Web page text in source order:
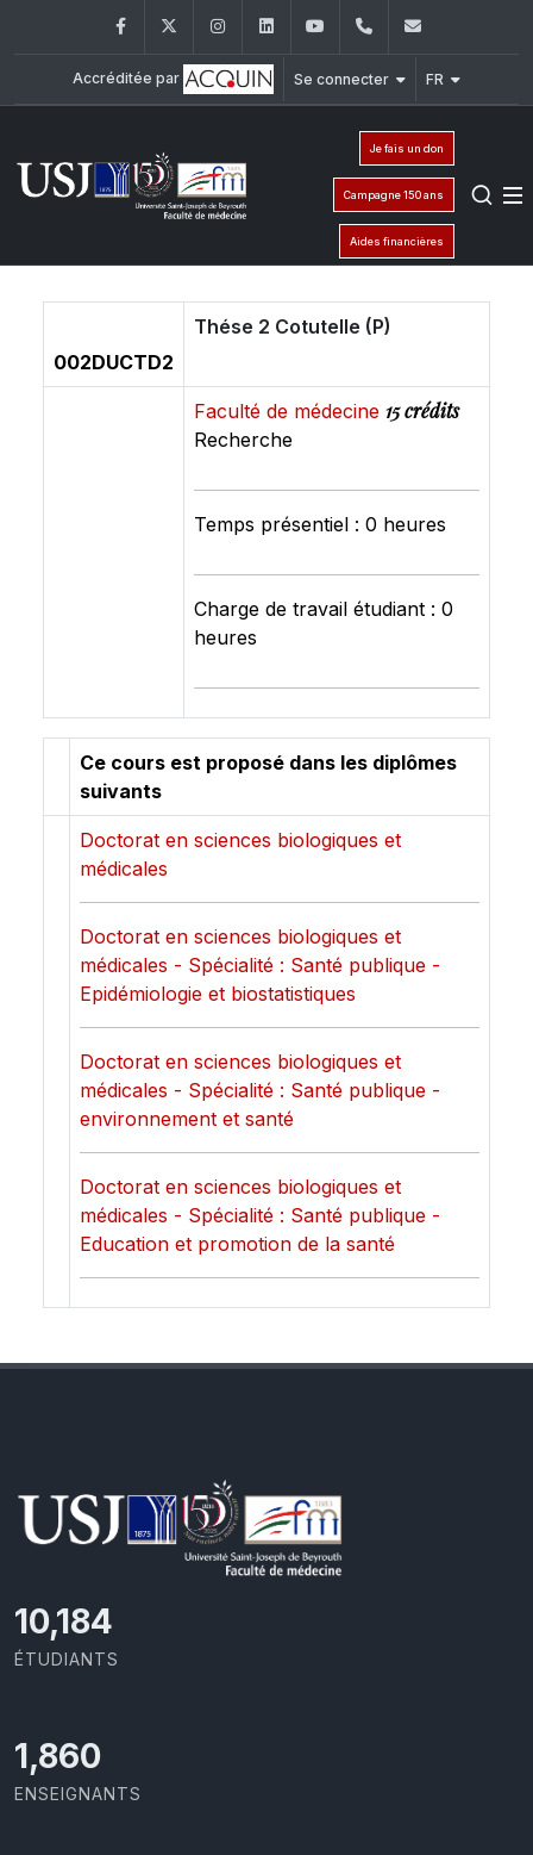
FacebookTwitter InstagramLinkedInYouTube+961 (1) 421 235
Accréditée par Se connecter FR
Je fais un don
Campagne 150 ans
Aides financières
002DUCTD2
Thése 2 Cotutelle (P)
Faculté de médecine 15 crédits
Recherche
Temps présentiel : 0 heures
Charge de travail étudiant : 0
heures
Ce cours est proposé dans les diplômes
suivants
Doctorat en sciences biologiques et
médicales
Doctorat en sciences biologiques et
médicales - Spécialité : Santé publique -
Epidémiologie et biostatistiques
Doctorat en sciences biologiques et
médicales - Spécialité : Santé publique -
environnement et santé
Doctorat en sciences biologiques et
médicales - Spécialité : Santé publique -
Education et promotion de la santé
10,493
ÉTUDIANTS
1,917
ENSEIGNANTS